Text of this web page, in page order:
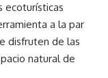
ecoturísticas
a la par
disfruten de las
natural de